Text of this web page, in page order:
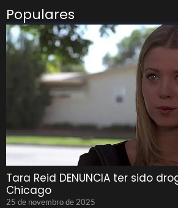
Populares
Tara Reid DENUNCIA ter sido
Chicago
25 de novembro de 2025